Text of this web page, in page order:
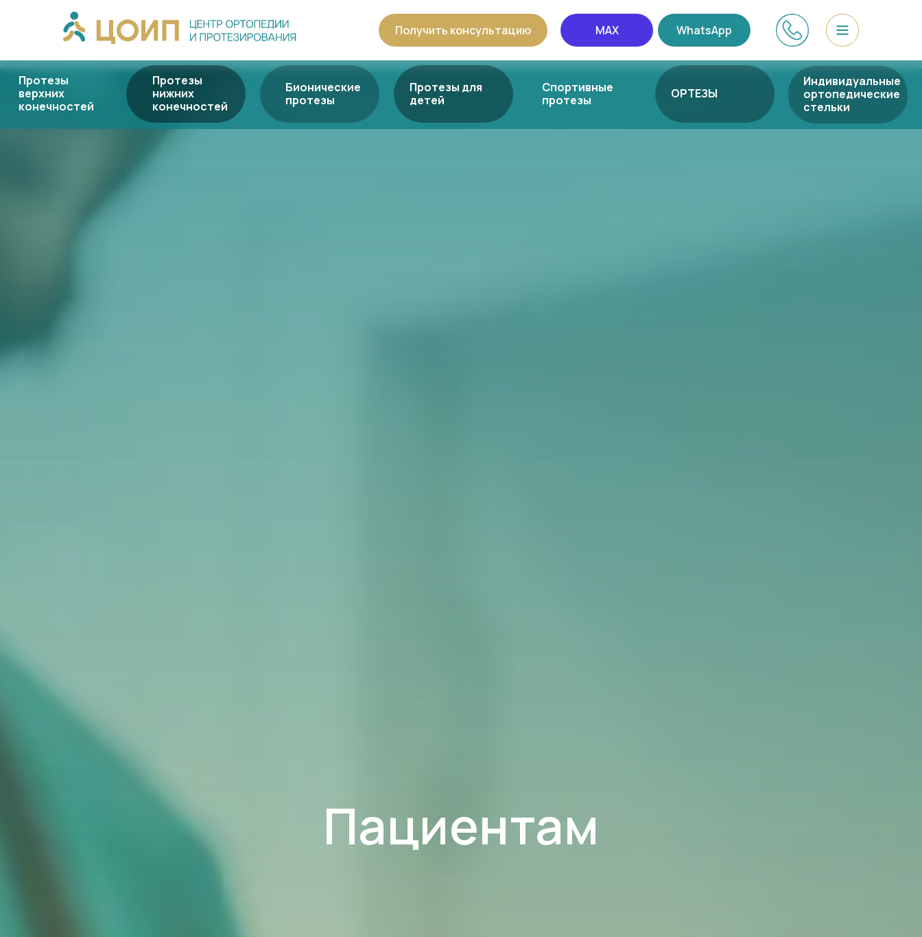
Получить консультацию WhatsApp
MAX
Протезы
нижних
конечностей
Бионические
протезы
Протезы
верхних
конечностей
Протезы для
детей
Спортивные
протезы
ОРТЕЗЫ
Индивидуальные
ортопедические
стельки
Пациентам